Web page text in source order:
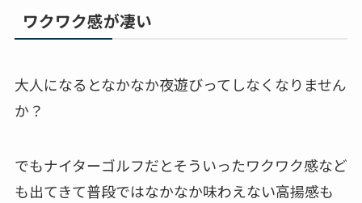
ワクワク感が凄い
大人になるとなかなか夜遊びってしなくなりません
か？
でもナイターゴルフだとそういったワクワク感など
も出てきて普段ではなかなか味わえない高揚感も